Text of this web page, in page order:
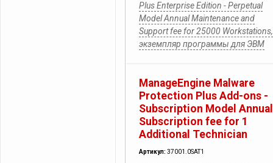
Plus Enterprise Edition - Perpetual
Model Annual Maintenance and
Support fee for 25000 Workstations,
экземпляр программы для ЭВМ
ManageEngine Malware
Protection Plus Add-ons -
Subscription Model Annual
Subscription fee for 1
Additional Technician
Артикул: 37001.0SAT1